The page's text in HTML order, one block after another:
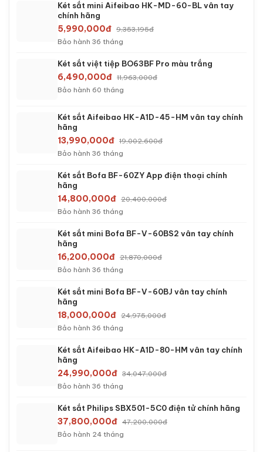
Két sắt mini Aifeibao HK-MD-60-BL vân tay
chính hãng
5,990,000đ 9,353,195đ
Bảo hành 36 tháng
Két sắt việt tiệp BO63BF Pro màu trắng
6,490,000đ 11,963,000đ
Bảo hành 60 tháng
Két sắt Aifeibao HK-A1D-45-HM vân tay chính
hãng
13,990,000đ 19,002,600đ
Bảo hành 36 tháng
Két sắt Bofa BF-60ZY App điện thoại chính
hãng
14,800,000đ 20,400,000đ
Bảo hành 36 tháng
Két sắt mini Bofa BF-V-60BS2 vân tay chính
hãng
16,200,000đ 21,870,000đ
Bảo hành 36 tháng
Két sắt mini Bofa BF-V-60BJ vân tay chính
hãng
18,000,000đ 24,975,000đ
Bảo hành 36 tháng
Két sắt Aifeibao HK-A1D-80-HM vân tay chính
hãng
24,990,000đ 34,047,000đ
Bảo hành 36 tháng
Két sắt Philips SBX501-5C0 điện tử chính hãng
37,800,000đ 47,200,000đ
Bảo hành 24 tháng